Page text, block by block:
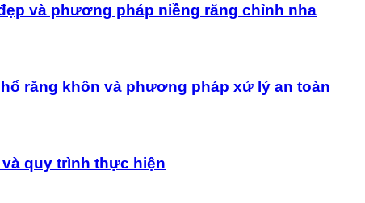
và phương pháp niềng răng chỉnh nha
răng khôn và phương pháp xử lý an toàn
quy trình thực hiện